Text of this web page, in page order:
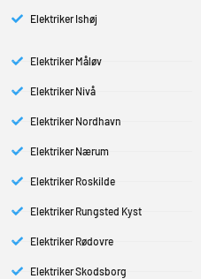
Elektriker Ishøj
Elektriker Måløv
Elektriker Nivå
Elektriker Nordhavn
Elektriker Nærum
Elektriker Roskilde
Elektriker Rungsted Kyst
Elektriker Rødovre
Elektriker Skodsborg